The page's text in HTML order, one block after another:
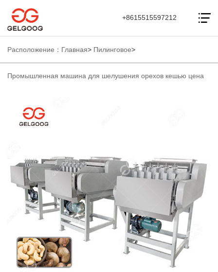
+8615515597212
Расположение： Главная> Пилинговое>
Промышленная машина для шелушения орехов кешью цена